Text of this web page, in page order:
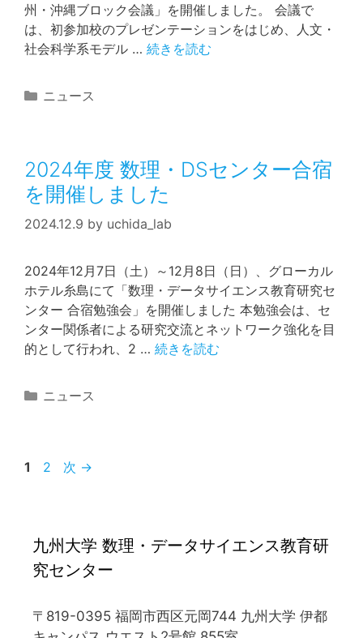
州・沖縄ブロック会議」を開催しました。 会議で
は、初参加校のプレゼンテーションをはじめ、人文・
社会科学系モデル … 続きを読む
カ
ー
ニュース
2024年度 数理・DSセンター合宿
を開催しました
2024.12.9 by uchida_lab
2024年12月7日（土）～12月8日（日）、グローカル
ホテル糸島にて「数理・データサイエンス教育研究セ
ンター 合宿勉強会」を開催しました 本勉強会は、セ
ンター関係者による研究交流とネットワーク強化を目
的として行われ、2 … 続きを読む
カ
ー
ニュース
ペ
1
ペ
2 次 →
九州大学 数理・データサイエンス教育研
究センター
〒819-0395 福岡市西区元岡744 九州大学 伊都